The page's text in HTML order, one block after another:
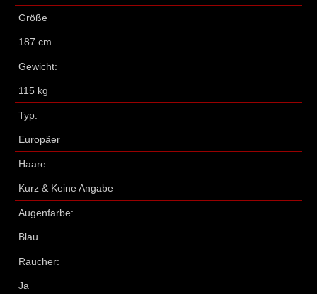
Größe
187 cm
Gewicht:
115 kg
Typ:
Europäer
Haare:
Kurz & Keine Angabe
Augenfarbe:
Blau
Raucher:
Ja